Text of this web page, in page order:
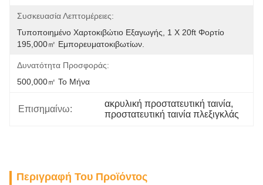
Συσκευασία Λεπτομέρειες:
Τυποποιημένο Χαρτοκιβώτιο Εξαγωγής, 1 X 20ft Φορτίο
195,000㎡ Εμπορευματοκιβωτίων.
Δυνατότητα Προσφοράς:
500,000㎡ Το Μήνα
Επισημαίνω:
ακρυλική προστατευτική ταινία,
προστατευτική ταινία πλεξιγκλάς
Περιγραφή Του Προϊόντος